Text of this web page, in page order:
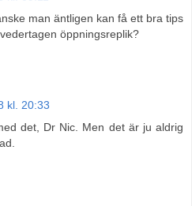
man äntligen kan få ett bra tips
öppningsreplik?
kl. 20:33
det, Dr Nic. Men det är ju aldrig